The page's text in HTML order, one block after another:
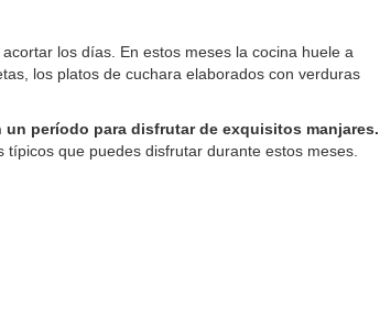
los días. En estos meses la cocina huele a
los platos de cuchara elaborados con verduras
período para disfrutar de exquisitos manjares.
que puedes disfrutar durante estos meses.